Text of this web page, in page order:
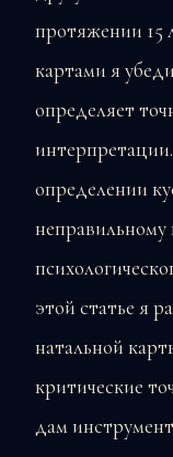
протяжении 15
картами я
определяет
определении
этой статье я
натальной
критические
дам